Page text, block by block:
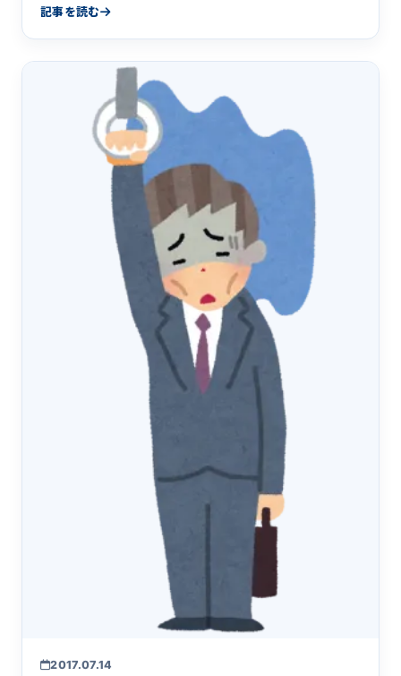
なんとかします&hellip;
記事を読む
2017.07.14